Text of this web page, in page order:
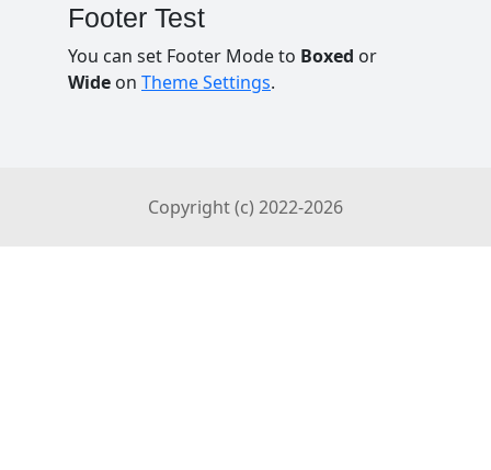
Footer Test
You can set Footer Mode to Boxed or
Wide on Theme Settings.
Copyright (c) 2022-2026